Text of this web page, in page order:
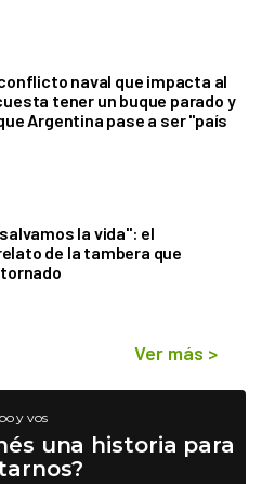
naval que impacta al
tener un buque parado y
Argentina pase a ser "país
la vida": el
de la tambera que
Ver más >
y vos
una historia para